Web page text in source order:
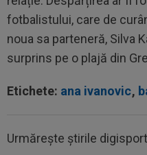
fotbalistului, care de
noua sa parteneră, Silva
surprins pe o plajă din
Etichete: ana ivanovic,
Urmărește știrile